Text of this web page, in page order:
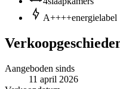
A++++energielabel
Aangeboden sinds
11 april 2026